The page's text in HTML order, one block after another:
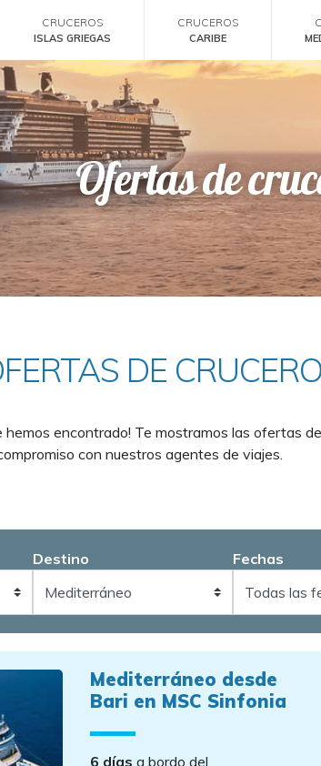
CRUCEROS
ISLAS GRIEGAS
CRUCEROS
CARIBE
Ofertas de
DE
hemos encontrado! Te mostramos las ofertas
con nuestros agentes de viajes.
Destino Fechas
Mediterráneo desde
Bari en MSC Sinfonia
6 días a bordo del